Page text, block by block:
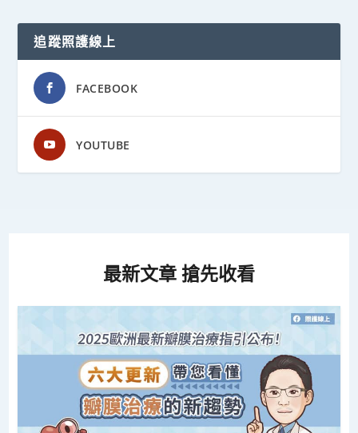
追蹤照護線上
FACEBOOK
YOUTUBE
最新文章 搶先收看